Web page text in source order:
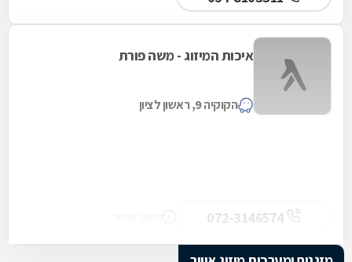
איכות המיזוג - משה פורת
הקוקיה 9, ראשון לציון